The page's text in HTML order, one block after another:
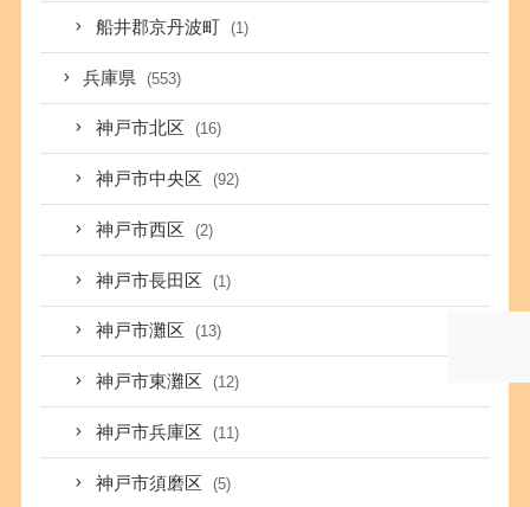
船井郡京丹波町 (1)
兵庫県 (553)
神戸市北区 (16)
神戸市中央区 (92)
神戸市西区 (2)
神戸市長田区 (1)
神戸市灘区 (13)
神戸市東灘区 (12)
神戸市兵庫区 (11)
神戸市須磨区 (5)